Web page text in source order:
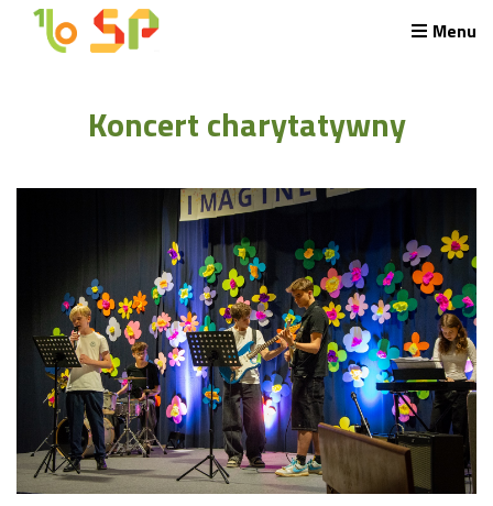
Menu
Przykładowe arkusze egzaminu wstępnego
Stypendia naukowe
Plan nauczania liceum 4-letniego
Nawigacja
Archiwalna strona Szkoły
Biblioteka Szkolna
EKOSIK
Filmy z wydarzeń szkolnych
Galeria
Harmonogram pracy szkoły
Koncert charytatywny